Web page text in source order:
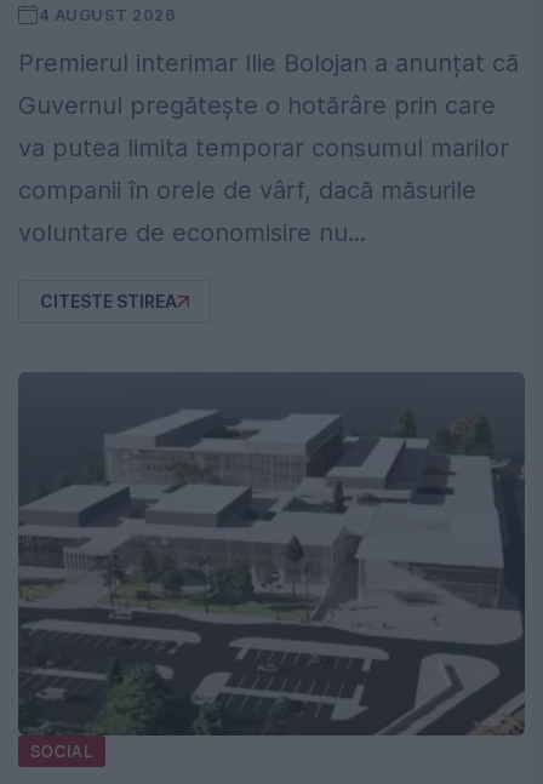
4 AUGUST 2026
Premierul interimar Ilie Bolojan a anunțat că
Guvernul pregătește o hotărâre prin care
va putea limita temporar consumul marilor
companii în orele de vârf, dacă măsurile
voluntare de economisire nu...
CITESTE STIREA
SOCIAL